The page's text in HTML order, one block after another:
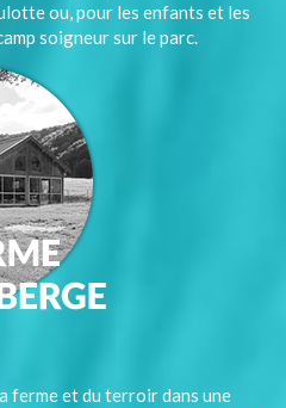
ou, pour les enfants et les
soigneur sur le parc.
ferme et du terroir dans une